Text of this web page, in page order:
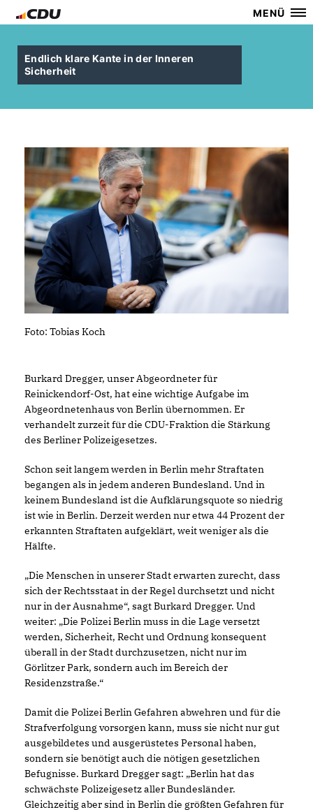
MENÜ
Endlich klare Kante in der Inneren
Sicherheit
Foto: Tobias Koch
Burkard Dregger, unser Abgeordneter für
Reinickendorf-Ost, hat eine wichtige Aufgabe im
Abgeordnetenhaus von Berlin übernommen. Er
verhandelt zurzeit für die CDU-Fraktion die Stärkung
des Berliner Polizeigesetzes.
Schon seit langem werden in Berlin mehr Straftaten
begangen als in jedem anderen Bundesland. Und in
keinem Bundesland ist die Aufklärungsquote so niedrig
ist wie in Berlin. Derzeit werden nur etwa 44 Prozent der
erkannten Straftaten aufgeklärt, weit weniger als die
Hälfte.
Die Menschen in unserer Stadt erwarten zurecht, dass
sich der Rechtsstaat in der Regel durchsetzt und nicht
nur in der Ausnahme“, sagt Burkard Dregger. Und
weiter: „Die Polizei Berlin muss in die Lage versetzt
werden, Sicherheit, Recht und Ordnung konsequent
überall in der Stadt durchzusetzen, nicht nur im
Görlitzer Park, sondern auch im Bereich der
Residenzstraße.“
Damit die Polizei Berlin Gefahren abwehren und für die
Strafverfolgung vorsorgen kann, muss sie nicht nur gut
ausgebildetes und ausgerüstetes Personal haben,
sondern sie benötigt auch die nötigen gesetzlichen
Befugnisse. Burkard Dregger sagt: „Berlin hat das
schwächste Polizeigesetz aller Bundesländer.
Gleichzeitig aber sind in Berlin die größten Gefahren für